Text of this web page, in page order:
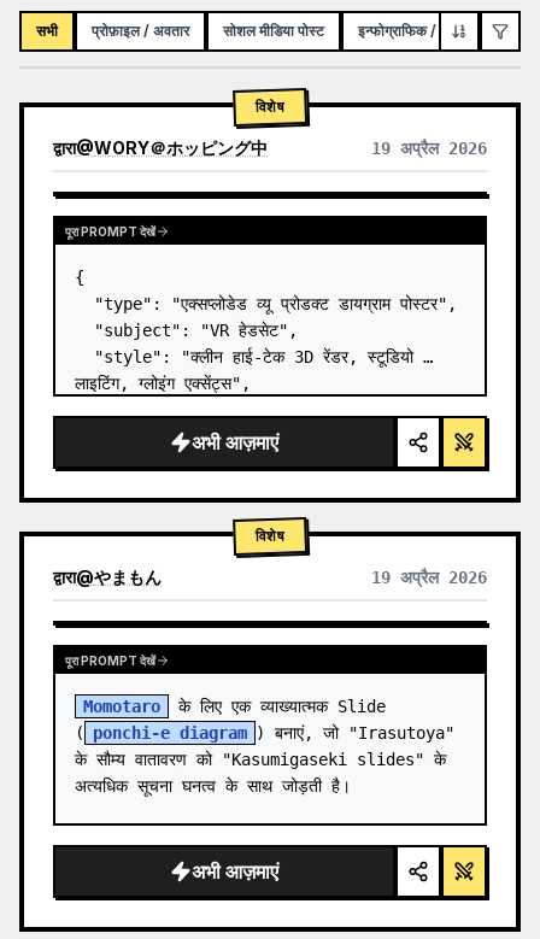
सभी प्रोफ़ाइल / अवतार सोशल मीडिया पोस्ट इन्फोग्राफिक / शैक्षिक विज़ुअल
विशेष
द्वारा@WORY＠ホッピング中 19 अप्रैल 2026
पूरा PROMPT देखें
{
  "type": "एक्सप्लोडेड व्यू प्रोडक्ट डायग्राम पोस्टर",
  "subject": "VR हेडसेट",
  "style": "क्लीन हाई-टेक 3D रेंडर, स्टूडियो
लाइटिंग, ग्लोइंग एक्सेंट्स",
अभी आज़माएं
विशेष
द्वारा@やまもん 19 अप्रैल 2026
अन्य मॉडल के परिणाम देखें
पूरा PROMPT देखें
Momotaro
के लिए एक व्याख्यात्मक Slide
(
ponchi-e diagram ) बनाएं, जो "Irasutoya"
के सौम्य वातावरण को "Kasumigaseki slides" के
अत्यधिक सूचना घनत्व के साथ जोड़ती है।
अभी आज़माएं